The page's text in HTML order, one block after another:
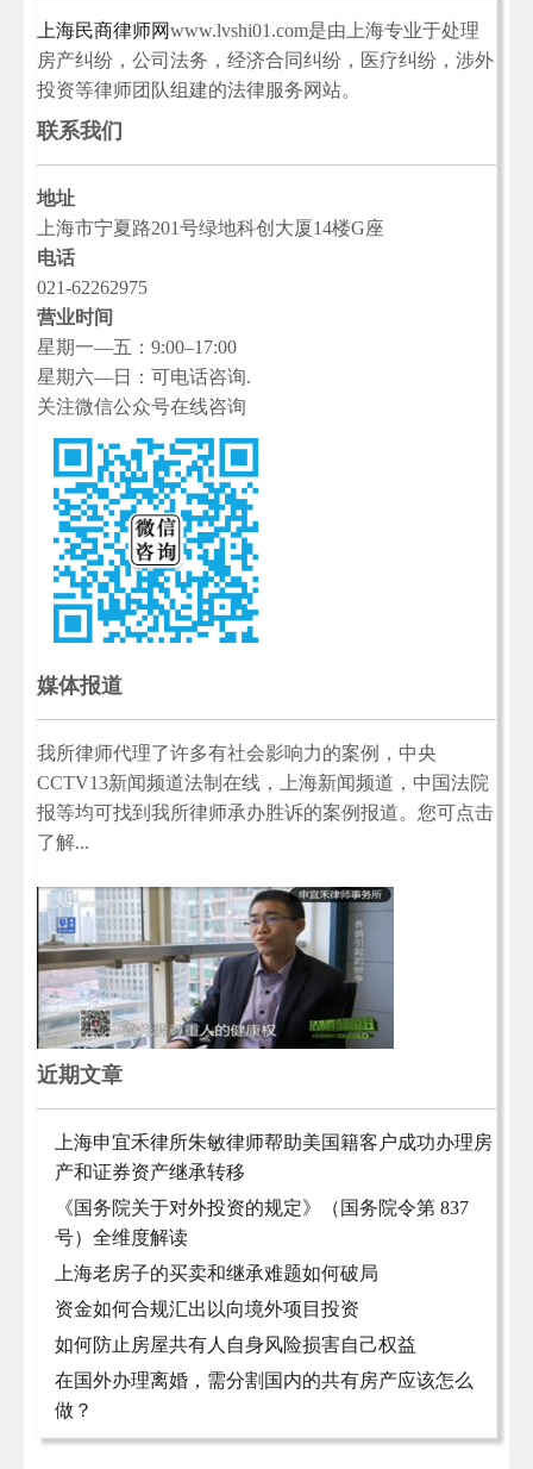
上海民商律师网www.lvshi01.com是由上海专业于处理
房产纠纷，公司法务，经济合同纠纷，医疗纠纷，涉外
投资等律师团队组建的法律服务网站。
联系我们
地址
上海市宁夏路201号绿地科创大厦14楼G座
电话
021-62262975
营业时间
星期一—五：9:00–17:00
星期六—日：可电话咨询.
关注微信公众号在线咨询
媒体报道
我所律师代理了许多有社会影响力的案例，中央
CCTV13新闻频道法制在线，上海新闻频道，中国法院
报等均可找到我所律师承办胜诉的案例报道。您可点击
了解...
近期文章
上海申宜禾律所朱敏律师帮助美国籍客户成功办理房
产和证券资产继承转移
《国务院关于对外投资的规定》（国务院令第 837
号）全维度解读
上海老房子的买卖和继承难题如何破局
资金如何合规汇出以向境外项目投资
如何防止房屋共有人自身风险损害自己权益
在国外办理离婚，需分割国内的共有房产应该怎么
做？